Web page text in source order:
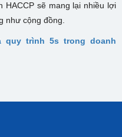
HACCP sẽ mang lại nhiều lợi
như cộng đồng.
trình 5s trong doanh